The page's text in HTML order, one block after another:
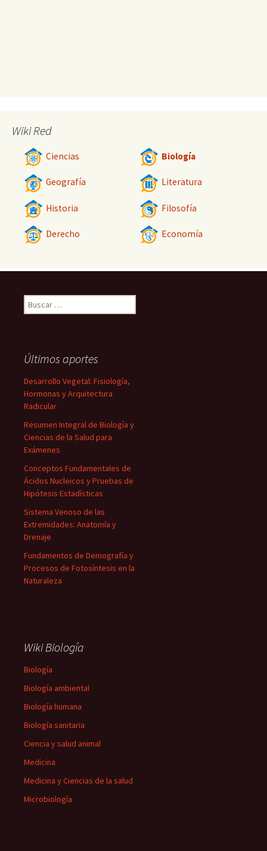
Wiki Red
Ciencias Biología
Geografía Literatura
Historia Filosofía
Derecho Economía
Buscar:
Últimos aportes
Desarrollo Vegetal: Fisiología,
Hormonas y Arquitectura
Radicular
Resumen Integral de Biología y
Ciencias de la Salud para
Exámenes
Conceptos Fundamentales de
Ácidos Nucleicos y Pruebas de
Hipótesis Estadísticas
Sistema Venoso de las
Extremidades: Anatomía y
Drenaje
Fundamentos de Demografía y
Procesos de Fotosíntesis en la
Naturaleza
Wiki Biología
Biología
Biología ambiental
Biología humana
Biología sanitaria
Ciencia y salud animal
Medicina
Medicina y Ciencias de la salud
Microbiología